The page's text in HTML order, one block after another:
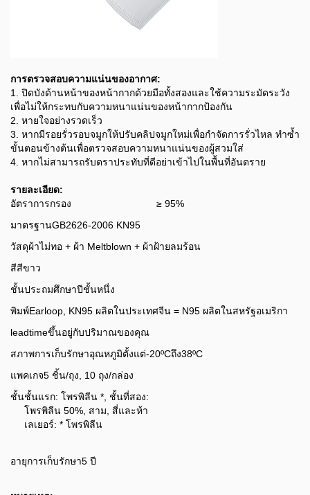
การตรวจสอบความแน่นของอากาศ:
1. ปิดบังด้านหน้าของหน้ากากด้วยมือทั้งสองและใช้ความระมัดระวัง
เพื่อไม่ให้กระทบกับความหนาแน่นของหน้ากากป้องกัน
2. หายใจอย่างรวดเร็ว
3. หากมีรอยรั่วรอบจมูกให้ปรับคลิปจมูกใหม่เพื่อกำจัดการรั่วไหล ทำซ้ำ
ขั้นตอนข้างต้นเพื่อตรวจสอบความหนาแน่นของผู้สวมใส่
4. หากไม่สามารถรับตราประทับที่ดีอย่าเข้าไปในพื้นที่อันตราย
รายละเอียด:
อัตราการกรอง
≥ 95%
มาตรฐานGB2626-2006 KN95
วัสดุผ้าไม่ทอ + ผ้า Meltblown + ผ้าฝ้ายลมร้อน
สีสีขาว
ชั้นประถมศึกษาปีชั้นหนึ่ง
พิมพ์Earloop, KN95 ผลิตในประเทศจีน = N95 ผลิตในสหรัฐอเมริกา
leadtimeขึ้นอยู่กับปริมาณของคุณ
สภาพการเก็บรักษาอุณหภูมิตั้งแต่-20ºCถึง38ºC
แพคเกจ5 ชิ้น/ถุง, 10 ถุง/กล่อง
ชั้นชั้นแรก: โพรพิลีน *, ชั้นที่สอง:
โพรพิลีน 50%, สาม, สี่และห้า
เลเยอร์: * โพรพิลีน
อายุการเก็บรักษา5 ปี